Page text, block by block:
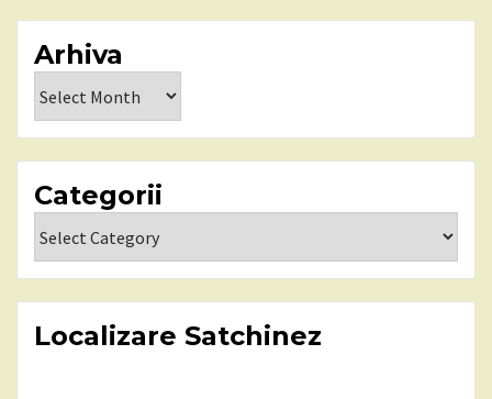
Arhiva
Categorii
Localizare Satchinez